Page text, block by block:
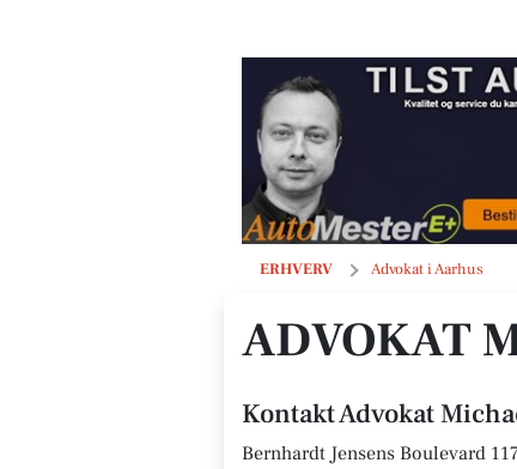
ERHVERV Advokat i Aarhus
Advokat Michael Sommer
ADVOKAT
Kontakt Advokat
Bernhardt Jensens Boulevard